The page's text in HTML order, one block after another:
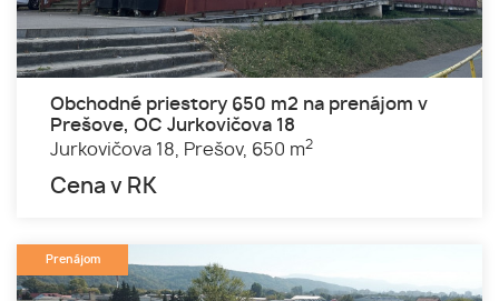
Obchodné priestory 650 m2 na prenájom v
Prešove, OC Jurkovičova 18
Jurkovičova 18,
Prešov, 650 m2
Cena v RK
Prenájom